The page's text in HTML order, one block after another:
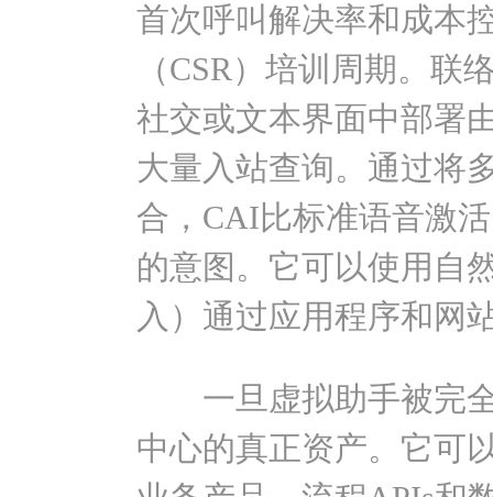
首次呼叫解决率和成本
（CSR）培训周期。联
社交或文本界面中部署
大量入站查询。通过将
合，CAI比标准语音激
的意图。它可以使用自
入）通过应用程序和网
一旦虚拟助手被完全
中心的真正资产。它可